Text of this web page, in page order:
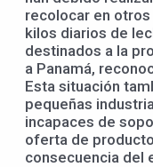
recolocar en
kilos diarios de
destinados a la
a Panamá,
Esta situación
pequeñas
incapaces de
oferta de
consecuencia del